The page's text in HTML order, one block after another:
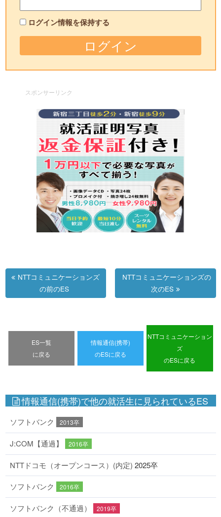
ログイン情報を保持する
スポンサーリンク
NTTコミュニケーションズ
の前のES
NTTコミュニケーションズの
次のES
ES一覧
に戻る
情報通信(携帯)
のESに戻る
NTTコミュニケーション
ズ
のESに戻る
情報通信(携帯)で他の就活生に見られているES
ソフトバンク 2013卒
J:COM【通過】 2016卒
NTTドコモ（オープンコース）(内定) 2025卒
ソフトバンク 2016卒
ソフトバンク（不通過） 2019卒